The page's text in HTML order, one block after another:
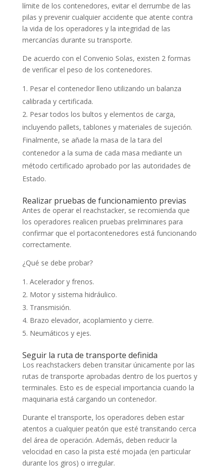
límite de los contenedores, evitar el derrumbe de las
pilas y prevenir cualquier accidente que atente contra
la vida de los operadores y la integridad de las
mercancías durante su transporte.
De acuerdo con el Convenio Solas, existen 2 formas
de verificar el peso de los contenedores.
Pesar el contenedor lleno utilizando un balanza
calibrada y certificada.
Pesar todos los bultos y elementos de carga,
incluyendo pallets, tablones y materiales de sujeción.
Finalmente, se añade la masa de la tara del
contenedor a la suma de cada masa mediante un
método certificado aprobado por las autoridades de
Estado.
Realizar pruebas de funcionamiento previas
Antes de operar el reachstacker, se recomienda que
los operadores realicen pruebas preliminares para
confirmar que el portacontenedores está funcionando
correctamente.
¿Qué se debe probar?
Acelerador y frenos.
Motor y sistema hidráulico.
Transmisión.
Brazo elevador, acoplamiento y cierre.
Neumáticos y ejes.
Seguir la ruta de transporte definida
Los reachstackers deben transitar únicamente por las
rutas de transporte aprobadas dentro de los puertos y
terminales. Esto es de especial importancia cuando la
maquinaria está cargando un contenedor.
Durante el transporte, los operadores deben estar
atentos a cualquier peatón que esté transitando cerca
del área de operación. Además, deben reducir la
velocidad en caso la pista esté mojada (en particular
durante los giros) o irregular.